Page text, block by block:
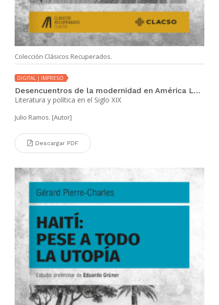
Colección Clásicos Recuperados.
DIGITAL | IMPRESO
Desencuentros de la modernidad en América Latina
Literatura y política en el Siglo XIX
Julio Ramos. [Autor]
Descargar PDF